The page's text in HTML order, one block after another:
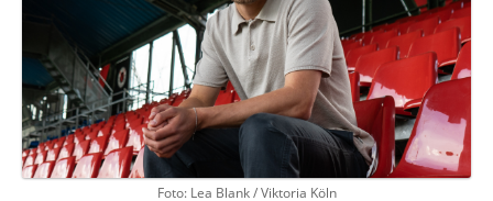
Foto: Lea Blank / Viktoria Köln